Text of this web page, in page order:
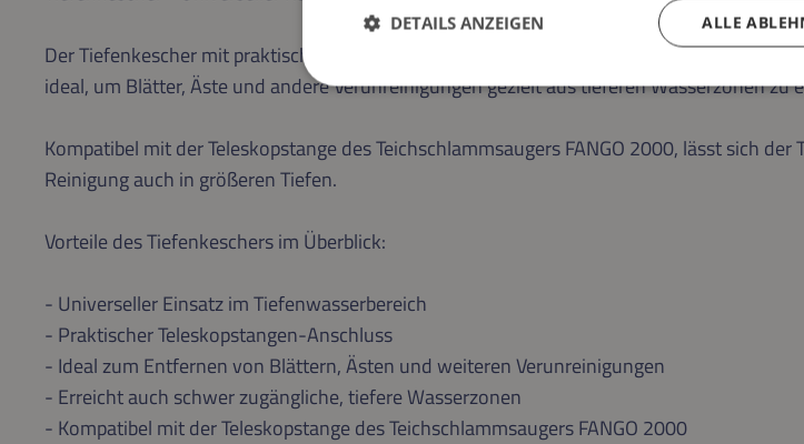
Der Tiefenkescher mit praktischem Teleskopstangen-Anschluss wurde für den
ideal, um Blätter, Äste und andere Verunreinigungen gezielt aus tieferen Wasserzonen
Kompatibel mit der Teleskopstange des Teichschlammsaugers FANGO 2000, lässt sich
Reinigung auch in größeren Tiefen.
Vorteile des Tiefenkeschers im Überblick:
- Universeller Einsatz im Tiefenwasserbereich
- Praktischer Teleskopstangen-Anschluss
- Ideal zum Entfernen von Blättern, Ästen und weiteren Verunreinigungen
- Erreicht auch schwer zugängliche, tiefere Wasserzonen
- Kompatibel mit der Teleskopstange des Teichschlammsaugers FANGO 2000
ALLE
DETAILS ANZEIGEN